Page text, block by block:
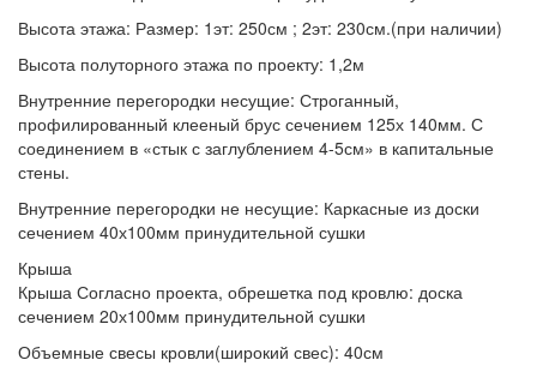
Высота этажа: Размер: 1эт: 250см ; 2эт: 230см.(при наличии)
Высота полуторного этажа по проекту: 1,2м
Внутренние перегородки несущие: Строганный,
профилированный клееный брус сечением 125х 140мм. С
соединением в «стык с заглублением 4-5см» в капитальные
стены.
Внутренние перегородки не несущие: Каркасные из доски
сечением 40х100мм принудительной сушки
Крыша
Крыша Согласно проекта, обрешетка под кровлю: доска
сечением 20х100мм принудительной сушки
Объемные свесы кровли(широкий свес): 40см